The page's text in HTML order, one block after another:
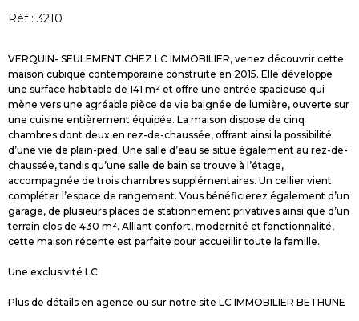
Réf : 3210
VERQUIN- SEULEMENT CHEZ LC IMMOBILIER, venez découvrir cette
maison cubique contemporaine construite en 2015. Elle développe
une surface habitable de 141 m² et offre une entrée spacieuse qui
mène vers une agréable pièce de vie baignée de lumière, ouverte sur
une cuisine entièrement équipée. La maison dispose de cinq
chambres dont deux en rez-de-chaussée, offrant ainsi la possibilité
d’une vie de plain-pied. Une salle d’eau se situe également au rez-de-
chaussée, tandis qu’une salle de bain se trouve à l’étage,
accompagnée de trois chambres supplémentaires. Un cellier vient
compléter l’espace de rangement. Vous bénéficierez également d’un
garage, de plusieurs places de stationnement privatives ainsi que d’un
terrain clos de 430 m². Alliant confort, modernité et fonctionnalité,
cette maison récente est parfaite pour accueillir toute la famille.
Une exclusivité LC
Plus de détails en agence ou sur notre site LC IMMOBILIER BETHUNE